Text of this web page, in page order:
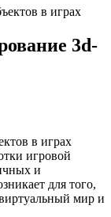
3d-
в играх
игровой
и
для того,
мир и